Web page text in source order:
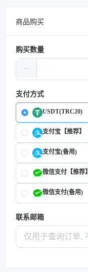
商品购买
购买数量
支付方式
USDT(TRC20)
支付宝【推荐】
支付宝(备用)
微信支付【推荐】
微信支付(备用)
联系邮箱